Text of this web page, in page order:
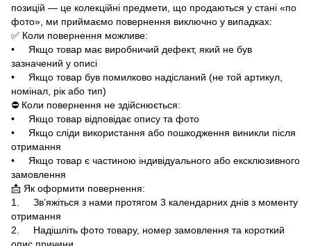
позицій — це колекційні предмети, що продаються у стані «по
фото», ми приймаємо повернення виключно у випадках:
✅ Коли повернення можливе:
• Якщо товар має виробничий дефект, який не був
зазначений у описі
• Якщо товар був помилково надісланий (не той артикул,
номінал, рік або тип)
⛔ Коли повернення не здійснюється:
• Якщо товар відповідає опису та фото
• Якщо сліди використання або пошкодження виникли після
отримання
• Якщо товар є частиною індивідуального або ексклюзивного
замовлення
📩 Як оформити повернення:
1. Зв’яжіться з нами протягом 3 календарних днів з моменту
отримання
2. Надішліть фото товару, номер замовлення та короткий